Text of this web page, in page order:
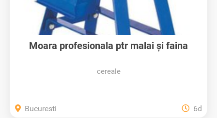
Moara profesionala ptr malai și faina
cereale
Bucuresti 6d